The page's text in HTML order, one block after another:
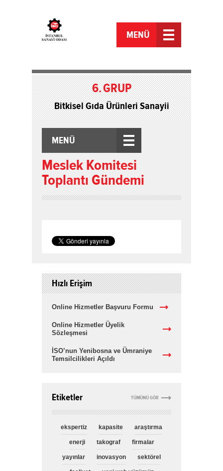
6.GRUP
Bitkisel Gıda Ürünleri Sanayii
MENÜ
MENÜ
Meslek Komitesi
Toplantı Gündemi
Hızlı Erişim
Online Hizmetler Başvuru Formu
Online Hizmetler Üyelik
Sözleşmesi
İSO’nun Yenibosna ve Ümraniye
Temsilcilikleri Açıldı
TÜMÜNÜ GÖR
Etiketler
ekspertiz kapasite araştırma
enerji takograf firmalar
yayınlar inovasyon sektörel